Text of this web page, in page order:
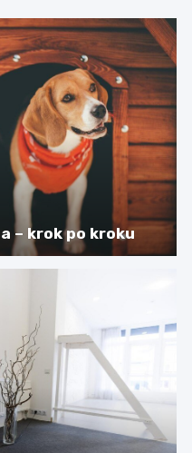
– krok po kroku